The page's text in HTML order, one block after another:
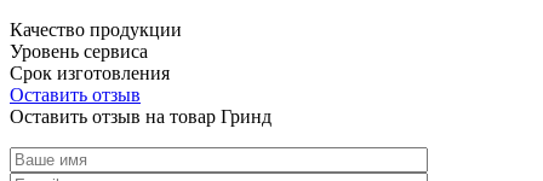
Качество продукции
Уровень сервиса
Срок изготовления
Оставить отзыв
Оставить отзыв на товар Гринд